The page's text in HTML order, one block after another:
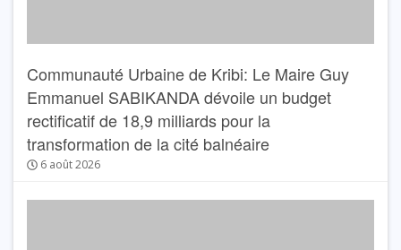
Communauté Urbaine de Kribi: Le Maire Guy
Emmanuel SABIKANDA dévoile un budget
rectificatif de 18,9 milliards pour la
transformation de la cité balnéaire
6 août 2026